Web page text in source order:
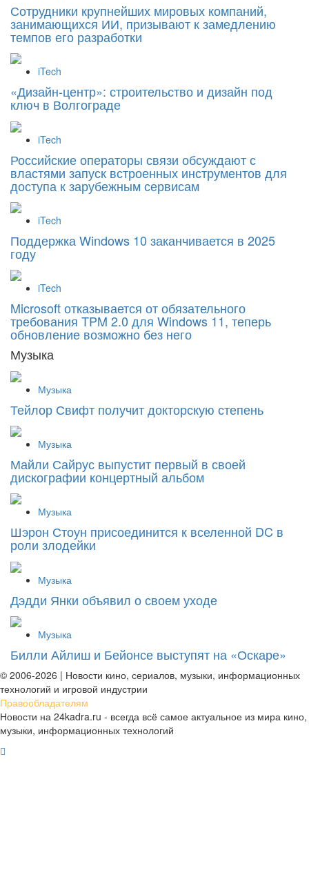
Сотрудники крупнейших мировых компаний,
занимающихся ИИ, призывают к замедлению
темпов его разработки
iTech
«Дизайн‑центр»: строительство и дизайн под
ключ в Волгограде
iTech
Российские операторы связи обсуждают с
властями запуск встроенных инструментов для
доступа к зарубежным сервисам
iTech
Поддержка Windows 10 заканчивается в 2025
году
iTech
Microsoft отказывается от обязательного
требования TPM 2.0 для Windows 11, теперь
обновление возможно без него
Музыка
Музыка
Тейлор Свифт получит докторскую степень
Музыка
Майли Сайрус выпустит первый в своей
дискографии концертный альбом
Музыка
Шэрон Стоун присоединится к вселенной DC в
роли злодейки
Музыка
Дэдди Янки объявил о своем уходе
Музыка
Билли Айлиш и Бейонсе выступят на «Оскаре»
© 2006-2026 | Новости кино, сериалов, музыки, информационных
технологий и игровой индустрии
Правообладателям
Новости на 24kadra.ru - всегда всё самое актуальное из мира кино,
музыки, информационных технологий